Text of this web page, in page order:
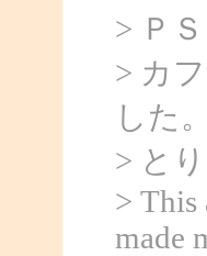
> ＰＳ
> カ
した。
> と
> This
made